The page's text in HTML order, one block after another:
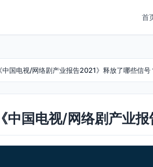
首
国电视/网络剧产业报告2021》释放了哪些信号
中国电视/网络剧产业